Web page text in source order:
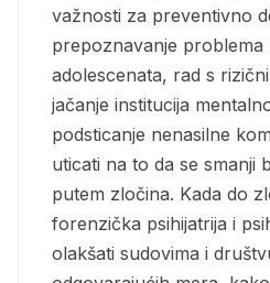
važnosti za preventivno
prepoznavanje problema
adolescenata, rad s
jačanje institucija
podsticanje nenasilne
uticati na to da se smanji
putem zločina. Kada do
forenzička psihijatrija i
olakšati sudovima i